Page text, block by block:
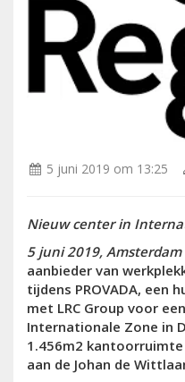
5 juni 2019 om 13:25
Nieuw center in
5 juni 2019, Amsterdam
aanbieder van
tijdens PROVADA, een
met LRC Group voor
Internationale Zone in
1.456m2
aan de Johan de